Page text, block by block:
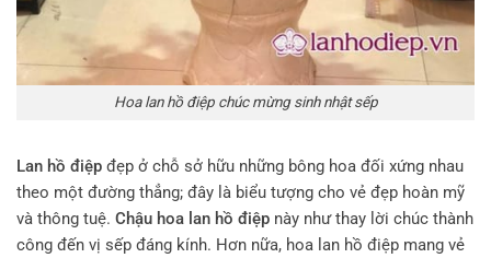
Hoa lan hồ điệp chúc mừng sinh nhật sếp
Lan hồ điệp đẹp ở chỗ sở hữu những bông hoa đối xứng nhau
theo một đường thẳng; đây là biểu tượng cho vẻ đẹp hoàn mỹ
và thông tuệ. Chậu hoa lan hồ điệp này như thay lời chúc thành
công đến vị sếp đáng kính. Hơn nữa, hoa lan hồ điệp mang vẻ